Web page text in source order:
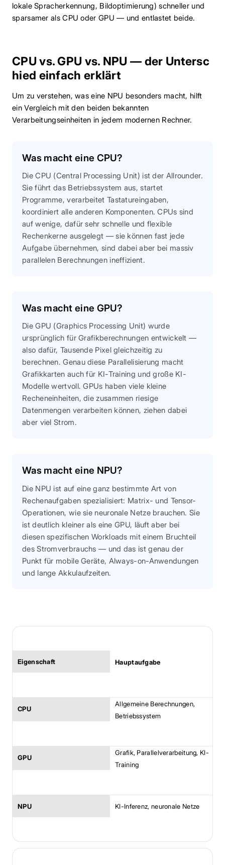
lokale Spracherkennung, Bildoptimierung) schneller und
sparsamer als CPU oder GPU — und entlastet beide.
CPU vs. GPU vs. NPU — der Untersc
hied einfach erklärt
Um zu verstehen, was eine NPU besonders macht, hilft
ein Vergleich mit den beiden bekannten
Verarbeitungseinheiten in jedem modernen Rechner.
Was macht eine CPU?
Die CPU (Central Processing Unit) ist der Allrounder.
Sie führt das Betriebssystem aus, startet
Programme, verarbeitet Tastatureingaben,
koordiniert alle anderen Komponenten. CPUs sind
auf wenige, dafür sehr schnelle und flexible
Rechenkerne ausgelegt — sie können fast jede
Aufgabe übernehmen, sind dabei aber bei massiv
parallelen Berechnungen ineffizient.
Was macht eine GPU?
Die GPU (Graphics Processing Unit) wurde
ursprünglich für Grafikberechnungen entwickelt —
also dafür, Tausende Pixel gleichzeitig zu
berechnen. Genau diese Parallelisierung macht
Grafikkarten auch für KI-Training und große KI-
Modelle wertvoll. GPUs haben viele kleine
Recheneinheiten, die zusammen riesige
Datenmengen verarbeiten können, ziehen dabei
aber viel Strom.
Was macht eine NPU?
Die NPU ist auf eine ganz bestimmte Art von
Rechenaufgaben spezialisiert: Matrix- und Tensor-
Operationen, wie sie neuronale Netze brauchen. Sie
ist deutlich kleiner als eine GPU, läuft aber bei
diesen spezifischen Workloads mit einem Bruchteil
des Stromverbrauchs — und das ist genau der
Punkt für mobile Geräte, Always-on-Anwendungen
und lange Akkulaufzeiten.
Hauptaufgabe
Allgemeine Berechnungen,
Betriebssystem
Grafik, Parallelverarbeitung, KI-
Training
KI-Inferenz, neuronale Netze